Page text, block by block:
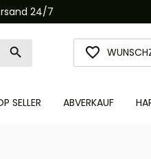
24/7
SELLER ABVERKAUF